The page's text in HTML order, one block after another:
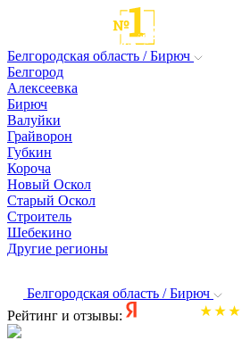
Белгородская область / Бирюч
Белгород
Алексеевка
Бирюч
Валуйки
Грайворон
Губкин
Короча
Новый Оскол
Старый Оскол
Строитель
Шебекино
Другие регионы
Белгородская область / Бирюч
Рейтинг и отзывы: